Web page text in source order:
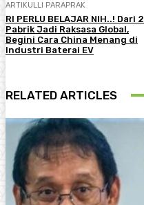
ARTIKULLI PARAPRAK
RI PERLU BELAJAR NIH..! Dari 2
Pabrik Jadi Raksasa Global,
Begini Cara China Menang di
Industri Baterai EV
RELATED ARTICLES